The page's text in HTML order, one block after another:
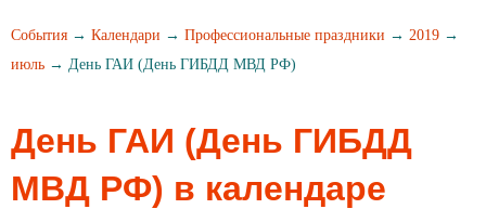
События → Календари → Профессиональные праздники → 2019 →
июль → День ГАИ (День ГИБДД МВД РФ)
День ГАИ (День ГИБДД
МВД РФ) в календаре